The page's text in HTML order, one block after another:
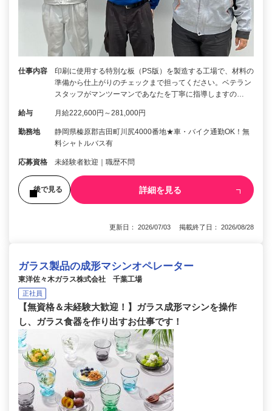
仕事内容
印刷に使用する特別な板（PS版）を製造する工場で、材料の
準備から仕上がりのチェックまで担ってください。ベテラン
スタッフがマンツーマンであなたを丁寧に指導しますの…
給与 月給222,600円～281,000円
勤務地
静岡県榛原郡吉田町川尻4000番地★車・バイク通勤OK！無
料シャトルバス有
応募資格 未経験者歓迎｜職歴不問
後で見る 詳細を見る
更新日： 2026/07/03 掲載終了日： 2026/08/28
ガラス製品の成形マシンオペレーター
東洋佐々木ガラス株式会社 千葉工場
正社員
【無資格＆未経験大歓迎！】ガラス成形マシンを操作
し、ガラス食器を作り出すお仕事です！